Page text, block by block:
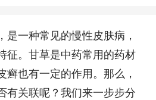
是一种常见的慢性皮肤病，
征。甘草是中药常用的药材
癣也有一定的作用。那么，
有关联呢？我们来一步步分